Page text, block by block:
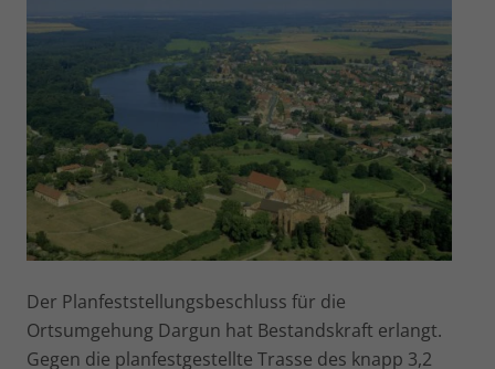
Der Planfeststellungsbeschluss für die
Ortsumgehung Dargun hat Bestandskraft erlangt.
Gegen die planfestgestellte Trasse des knapp 3,2